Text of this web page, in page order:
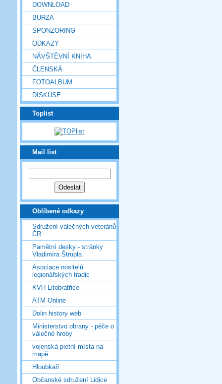
DOWNLOAD
BURZA
SPONZORING
ODKAZY
NÁVŠTĚVNÍ KNIHA
ČLENSKÁ
FOTOALBUM
DISKUSE
Toplist
Mail list
Oblíbené odkazy
Sdružení válečných veteránů
ČR
Pamětní desky - stránky
Vladimíra Štrupla
Asociace nositelů
legionářských tradic
KVH Litobratřice
ATM Online
Dolin history web
Ministerstvo obrany - péče o
válečné hroby
vojenská pietní místa na
mapě
Hloubkaři
Občanské sdružení Lidice